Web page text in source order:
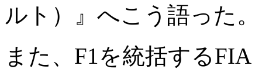
ルト）』へこう語った。
また、F1を統括する